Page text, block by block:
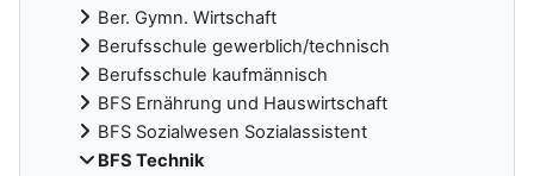
Ber. Gymn. Wirtschaft
Berufsschule gewerblich/technisch
Berufsschule kaufmännisch
BFS Ernährung und Hauswirtschaft
BFS Sozialwesen Sozialassistent
BFS Technik